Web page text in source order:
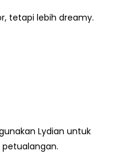
tetapi lebih dreamy.
Lydian untuk